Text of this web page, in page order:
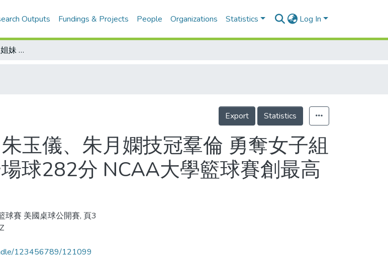
Outputs Fundings & Projects People Organizations Statistics Log In
全美桌球賽 華裔孿生姐妹 朱玉儀、朱月嫻技冠羣倫 勇奪女子組青少年17歲組雙打冠軍/一場球282分 NCAA大學籃球賽創最高紀錄
Export Statistics
玉儀、朱月嫻技冠羣倫 勇奪女子組
球282分 NCAA大學籃球賽創最高
球賽 美國桌球公開賽, 頁3
123456789/121099